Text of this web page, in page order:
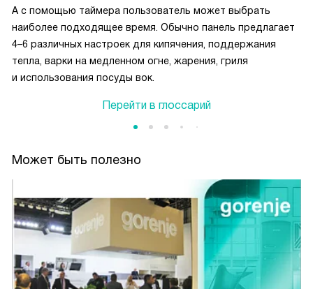
А с помощью таймера пользователь может выбрать
наиболее подходящее время. Обычно панель предлагает
4–6 различных настроек для кипячения, поддержания
тепла, варки на медленном огне, жарения, гриля
и использования посуды вок.
Перейти в глоссарий
Может быть полезно